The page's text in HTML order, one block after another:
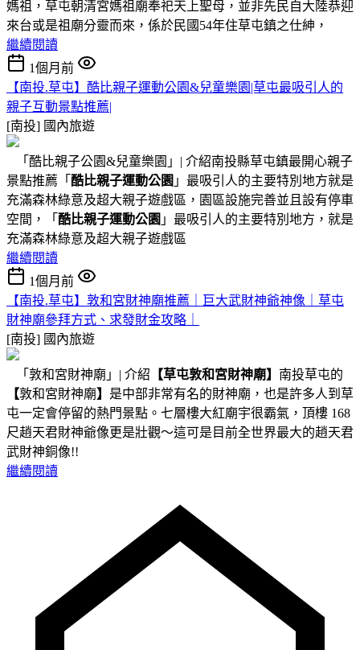
媽祖，草屯朝清宮媽祖廟奉祀天上聖母，並非先民自大陸恭迎
來台或是祖廟分靈而來，係於民國54年住草屯鎮之仕紳，
繼續閱讀
1個月前
【南投.草屯】酷比親子運動公園&兒童樂園|草屯最吸引人的
親子互動景點推薦|
[南投] 國內旅遊
「酷比親子公園&兒童樂園」| 介紹南投縣草屯鎮最開心親子
景點推薦「 酷比親子運動公園 」最吸引人的主要特別地方就是
充滿森林綠意及超大親子遊戲區，園區設施完善並且設有停車
空間，「 酷比親子運動公園 」最吸引人的主要特別地方，就是
充滿森林綠意及超大親子遊戲區
繼續閱讀
1個月前
【南投.草屯】敦和宮財神廟推薦｜巨大武財神爺神像｜草屯
財神廟參拜方式、求發財金攻略｜
[南投] 國內旅遊
「敦和宮財神廟」| 介紹 【草屯敦和宮財神廟】 南投草屯的
【敦和宮財神廟】 是中部非常有名的財神廟，也是許多人到草
屯一定會停留的熱門景點。七層樓大紅廟宇很霸氣，頂樓 168
尺趙天君財神爺像更是壯觀～這可是目前全世界最大的趙天君
武財神銅像!!
繼續閱讀